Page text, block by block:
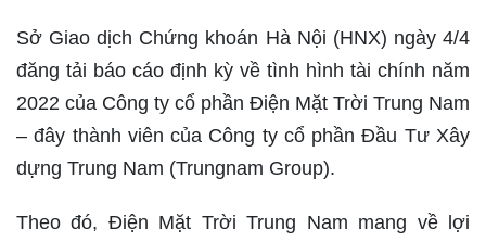
Sở Giao dịch Chứng khoán Hà Nội (HNX) ngày 4/4
đăng tải báo cáo định kỳ về tình hình tài chính năm
2022 của Công ty cổ phần Điện Mặt Trời Trung Nam
– đây thành viên của Công ty cổ phần Đầu Tư Xây
dựng Trung Nam (Trungnam Group).
Theo đó, Điện Mặt Trời Trung Nam mang về lợi